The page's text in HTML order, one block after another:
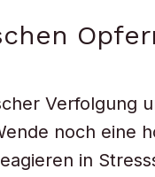
Verfolgung
noch eine
in